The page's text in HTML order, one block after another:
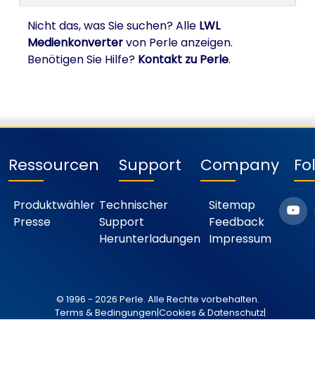
Nicht das, was Sie suchen? Alle LWL
Medienkonvertervon Perle anzeigen.
Benötigen Sie Hilfe? Kontakt zu Perle.
Ressourcen
Produktwähler
Presse
Support
Technischer
Support
Herunterladungen
Company
Sitemap
Feedback
Impressum
© 1996 - 2026 Perle. Alle Rechte vorbehalten.
Terms & Bedingungen|Cookies & Datenschutz|